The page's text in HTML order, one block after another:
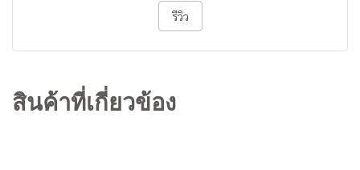
รีวิว
สินค้าที่เกี่ยวข้อง